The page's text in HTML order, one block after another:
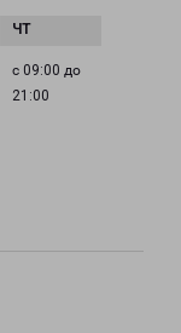
с 09:00 до
21:00